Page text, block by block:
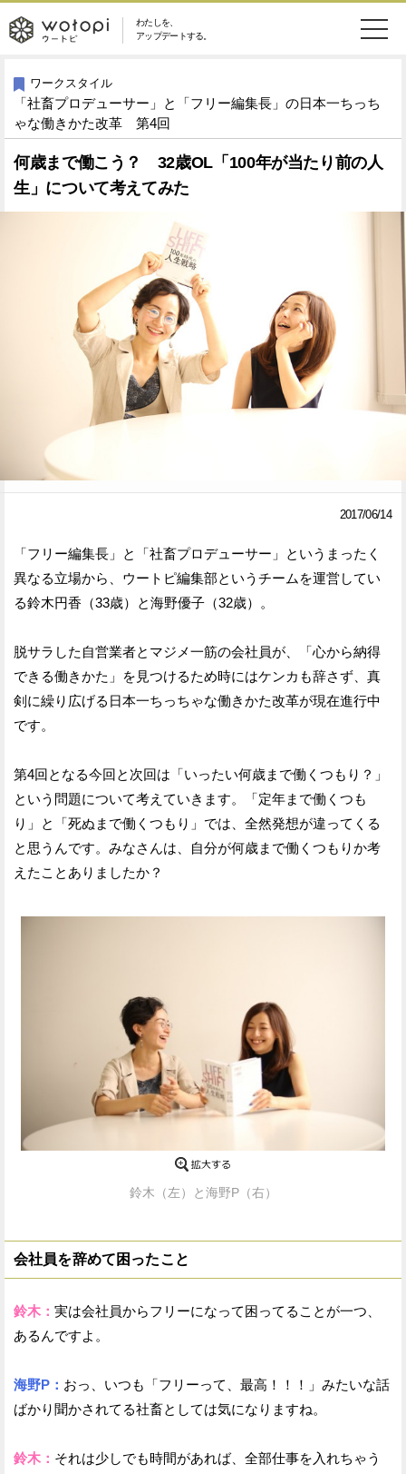
わたしを、
アップデートする。
wotopi
-
ウ
ー
メ
ュ
ー
恋愛・結婚
美容・コスメ
健康 ワークスタイル
ライフスタイル
アイテム
索
ウートピとは？
ェ
ア
す
ェ
ア
ワークスタイル
「社畜プロデューサー」と「フリー編集長」の日本一ちっち
ゃな働きかた改革 第4回
何歳まで働こう？ 32歳OL「100年が当たり前の人
生」について考えてみた
2017/06/14
「フリー編集長」と「社畜プロデューサー」というまったく
異なる立場から、ウートピ編集部というチームを運営してい
る鈴木円香（33歳）と海野優子（32歳）。
脱サラした自営業者とマジメ一筋の会社員が、「心から納得
できる働きかた」を見つけるため時にはケンカも辞さず、真
剣に繰り広げる日本一ちっちゃな働きかた改革が現在進行中
です。
第4回となる今回と次回は「いったい何歳まで働くつもり？」
という問題について考えていきます。「定年まで働くつも
り」と「死ぬまで働くつもり」では、全然発想が違ってくる
と思うんです。みなさんは、自分が何歳まで働くつもりか考
えたことありましたか？
鈴木（左）と海野P（右）
会社員を辞めて困ったこと
鈴木： 実は会社員からフリーになって困ってることが一つ、
あるんですよ。
海野P： おっ、いつも「フリーって、最高！！！」みたいな話
ばかり聞かされてる社畜としては気になりますね。
鈴木： それは少しでも時間があれば、全部仕事を入れちゃう